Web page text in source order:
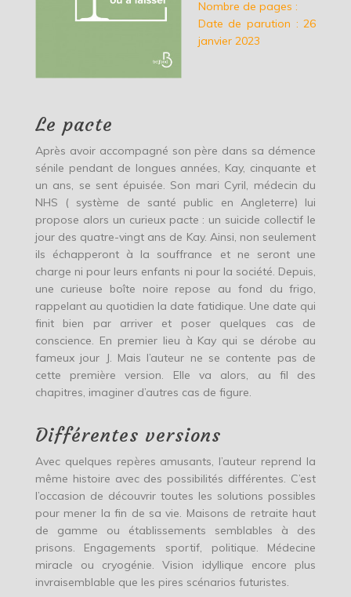
Nombre de pages :
Date de parution : 26
janvier 2023
Le pacte
Après avoir accompagné son père dans sa démence
sénile pendant de longues années, Kay, cinquante et
un ans, se sent épuisée. Son mari Cyril, médecin du
NHS ( système de santé public en Angleterre) lui
propose alors un curieux pacte : un suicide collectif le
jour des quatre-vingt ans de Kay. Ainsi, non seulement
ils échapperont à la souffrance et ne seront une
charge ni pour leurs enfants ni pour la société. Depuis,
une curieuse boîte noire repose au fond du frigo,
rappelant au quotidien la date fatidique. Une date qui
finit bien par arriver et poser quelques cas de
conscience. En premier lieu à Kay qui se dérobe au
fameux jour J. Mais l’auteur ne se contente pas de
cette première version. Elle va alors, au fil des
chapitres, imaginer d’autres cas de figure.
Différentes versions
Avec quelques repères amusants, l’auteur reprend la
même histoire avec des possibilités différentes. C’est
l’occasion de découvrir toutes les solutions possibles
pour mener la fin de sa vie. Maisons de retraite haut
de gamme ou établissements semblables à des
prisons. Engagements sportif, politique. Médecine
miracle ou cryogénie. Vision idyllique encore plus
invraisemblable que les pires scénarios futuristes.